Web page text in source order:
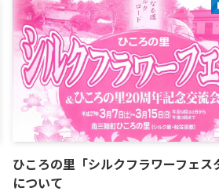
ひころの里「シルクフラワーフェス
について